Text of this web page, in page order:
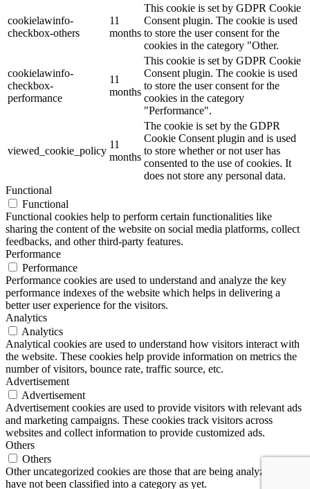
cookielawinfo-
checkbox-others
11
months
This cookie is set by GDPR Cookie
Consent plugin. The cookie is used
to store the user consent for the
cookies in the category "Other.
cookielawinfo-
checkbox-
performance
11
months
This cookie is set by GDPR Cookie
Consent plugin. The cookie is used
to store the user consent for the
cookies in the category
"Performance".
viewed_cookie_policy
11
months
The cookie is set by the GDPR
Cookie Consent plugin and is used
to store whether or not user has
consented to the use of cookies. It
does not store any personal data.
Functional
Functional
Functional cookies help to perform certain functionalities like
sharing the content of the website on social media platforms, collect
feedbacks, and other third-party features.
Performance
Performance
Performance cookies are used to understand and analyze the key
performance indexes of the website which helps in delivering a
better user experience for the visitors.
Analytics
Analytics
Analytical cookies are used to understand how visitors interact with
the website. These cookies help provide information on metrics the
number of visitors, bounce rate, traffic source, etc.
Advertisement
Advertisement
Advertisement cookies are used to provide visitors with relevant ads
and marketing campaigns. These cookies track visitors across
websites and collect information to provide customized ads.
Others
Others
Other uncategorized cookies are those that are being analyzed and
have not been classified into a category as yet.